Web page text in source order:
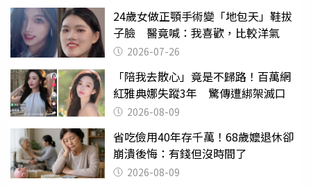
24歲女做正顎手術變「地包天」鞋拔
子臉 醫竟喊：我喜歡，比較洋氣
2026-07-26
「陪我去散心」竟是不歸路！百萬網
紅雅典娜失蹤3年 驚傳遭綁架滅口
2026-08-09
省吃儉用40年存千萬！68歲嬤退休卻
崩潰後悔：有錢但沒時間了
2026-08-09